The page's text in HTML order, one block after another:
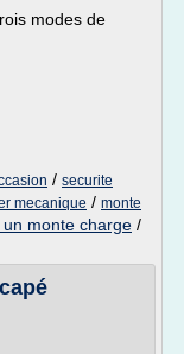
modes de
/ securite
mecanique / monte
monte charge /